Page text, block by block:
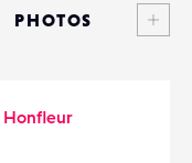
VOTRE
PHOTOS
MATÉRIELS
Honfleur